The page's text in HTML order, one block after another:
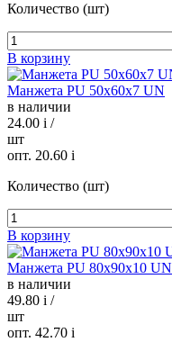
Количество (шт)
В корзину
Манжета PU 50х60х7 UN
в наличии
24.00 i /
шт
опт. 20.60 i
Количество (шт)
В корзину
Манжета PU 80х90х10 UN
в наличии
49.80 i /
шт
опт. 42.70 i